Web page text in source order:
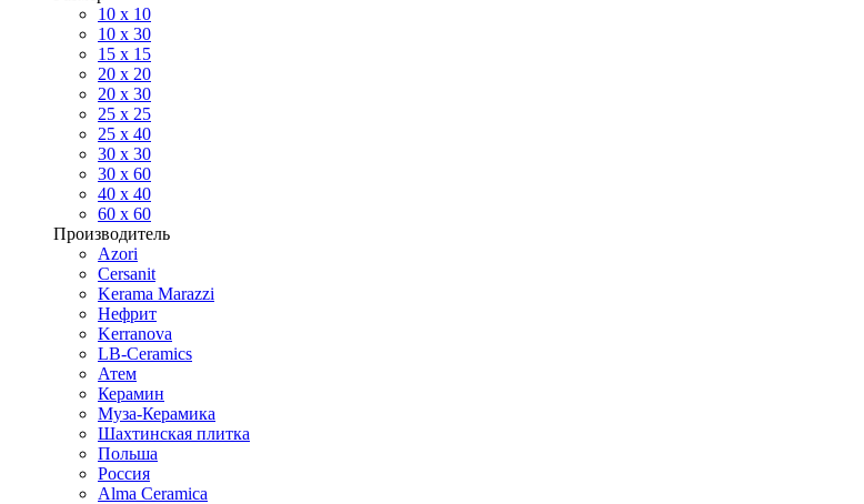
10 х 10
10 x 30
15 x 15
20 х 20
20 x 30
25 x 25
25 x 40
30 x 30
30 х 60
40 х 40
60 х 60
Производитель
Azori
Cersanit
Kerama Marazzi
Нефрит
Kerranova
LB-Ceramics
Атем
Керамин
Муза-Керамика
Шахтинская плитка
Польша
Россия
Alma Ceramica